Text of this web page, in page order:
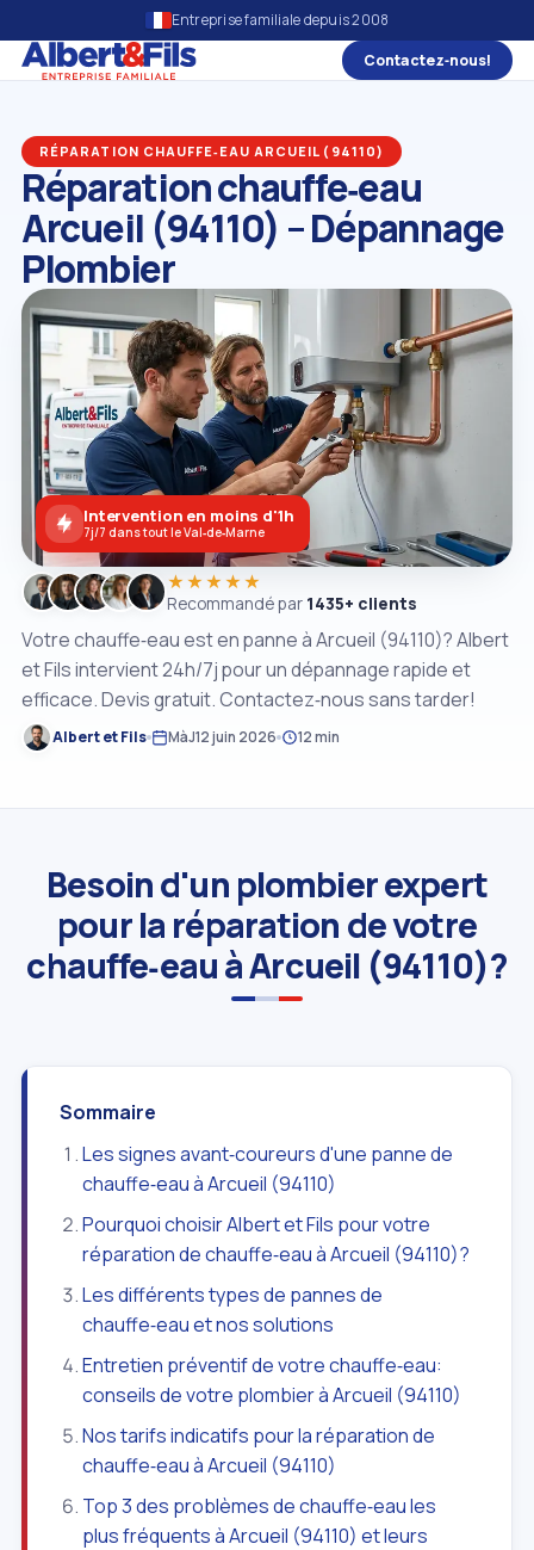
Entreprise familiale depuis 2008
Contactez‑nous!
RÉPARATION CHAUFFE‑EAU ARCUEIL (94110)
Réparation chauffe‑eau
Arcueil (94110) – Dépannage
Plombier
Votre chauffe‑eau est en panne à Arcueil (94110)? Albert
et Fils intervient 24h/7j pour un dépannage rapide et
efficace. Devis gratuit. Contactez‑nous sans tarder!
Albert et Fils MàJ12 juin 2026 12 min
★★★★★
Recommandé par 1435+ clients
Intervention en moins d'1h
7j/7 dans tout le Val‑de‑Marne
Besoin d'un plombier expert
pour la réparation de votre
chauffe‑eau à Arcueil (94110)?
Sommaire
Les signes avant‑coureurs d'une panne de
chauffe‑eau à Arcueil (94110)
Pourquoi choisir Albert et Fils pour votre
réparation de chauffe‑eau à Arcueil (94110)?
Les différents types de pannes de
chauffe‑eau et nos solutions
Entretien préventif de votre chauffe‑eau:
conseils de votre plombier à Arcueil (94110)
Nos tarifs indicatifs pour la réparation de
chauffe‑eau à Arcueil (94110)
Top 3 des problèmes de chauffe‑eau les
plus fréquents à Arcueil (94110) et leurs